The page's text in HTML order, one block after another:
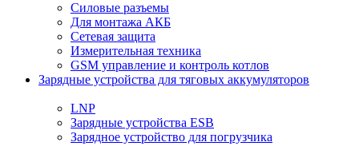
Силовые разъемы
Для монтажа АКБ
Сетевая защита
Измерительная техника
GSM управление и контроль котлов
Зарядные устройства для тяговых аккумуляторов
LNP
Зарядные устройства ESB
Зарядное устройство для погрузчика